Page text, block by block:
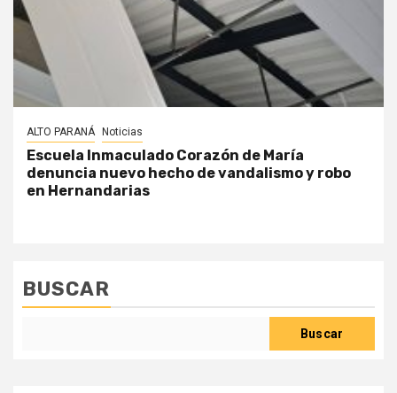
ALTO PARANÁ Noticias
Escuela Inmaculado Corazón de María
denuncia nuevo hecho de vandalismo y robo
en Hernandarias
BUSCAR
Buscar